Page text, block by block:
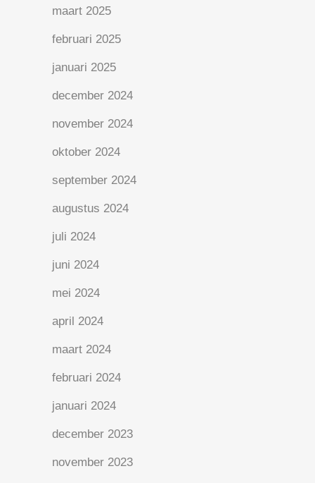
maart 2025
februari 2025
januari 2025
december 2024
november 2024
oktober 2024
september 2024
augustus 2024
juli 2024
juni 2024
mei 2024
april 2024
maart 2024
februari 2024
januari 2024
december 2023
november 2023